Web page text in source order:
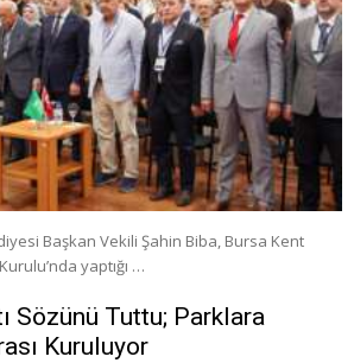
Başkan Vekili Şahin Biba, Bursa Kent
yaptığı …
Sözünü Tuttu; Parklara
Kuruluyor